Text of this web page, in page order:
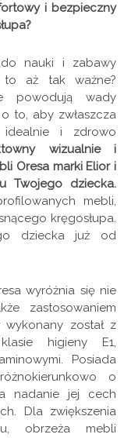
i bezpieczny
nauki i zabawy
to aż tak ważne?
powodują wady
to, aby zwłaszcza
i zdrowo
wizualnie i
Oresa marki Elior i
Twojego dziecka.
mebli,
kręgosłupa.
dziecka już od
wyróżnia się nie
zastosowaniem
wykonany został z
higieny E1,
Posiada
o
nadanie jej cech
Dla zwiększenia
obrzeża mebli